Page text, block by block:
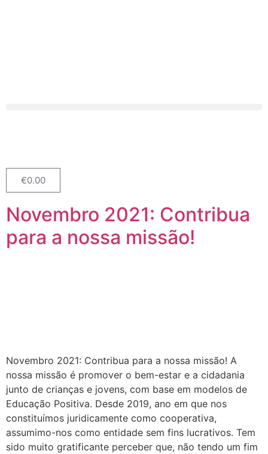
€0.00
Novembro 2021: Contribua
para a nossa missão!
Novembro 2021: Contribua para a nossa missão! A
nossa missão é promover o bem-estar e a cidadania
junto de crianças e jovens, com base em modelos de
Educação Positiva. Desde 2019, ano em que nos
constituímos juridicamente como cooperativa,
assumimo-nos como entidade sem fins lucrativos. Tem
sido muito gratificante perceber que, não tendo um fim